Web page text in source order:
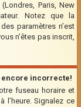
Paris, New
Notez que la
paramètres n’est
n’êtes pas inscrit,
encore incorrecte!
fuseau horaire et
l’heure. Signalez ce